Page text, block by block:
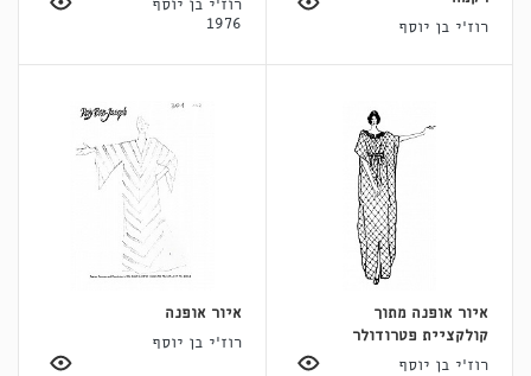
רוז'י בן יוסף
רוז'י בן יוסף
1976
איור אופנה מתוך
קולקציית פטרודולר
רוז'י בן יוסף
איור אופנה
רוז'י בן יוסף